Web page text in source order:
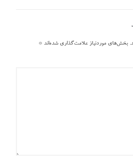
بخش‌های موردنیاز علامت‌گذاری شده‌اند *